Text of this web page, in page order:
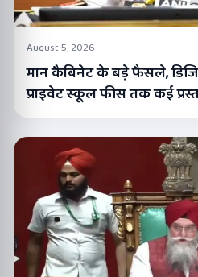
August 5, 2026
मान कैबिनेट के बड़े फैसले,
प्राइवेट स्कूल फीस तक कई